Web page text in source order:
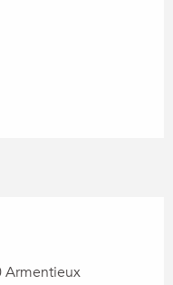
Armentieux